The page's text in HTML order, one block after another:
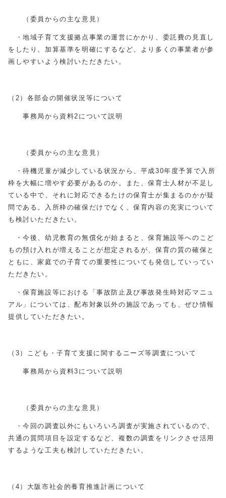
（委員からの主な意見）
・地域子育て支援拠点事業の運営にかかり、委託費の見直し
をしたり、加算基準を明確にするなど、より多くの事業者が参
画しやすいよう検討いただきたい。
（2）各部会の開催状況等について
事務局から資料2について説明
（委員からの主な意見）
・待機児童が減少している状況から、平成30年度予算で入所
枠を大幅に増やす必要があるのか。また、保育士人材が不足し
ている中で、それに対応できるたけの保育士が集まるのかが疑
問である。入所枠の確保だけでなく、保育内容の充実について
も検討いただきたい。
・今後、幼児教育の無償化が始まると、保育施設等へのこど
もの預け入れが増えることが想定されるが、保育の質の確保と
ともに、家庭での子育ての重要性についても発信していってい
ただきたい。
・保育施設等における「事故防止及び事故発生時対応マニュ
アル」については、配布対象以外の施設であっても、ぜひ情報
提供していただきたい。
（3）こども・子育て支援に関するニーズ等調査について
事務局から資料3について説明
（委員からの主な意見）
・今回の調査以外にもいろいろ調査が実施されているので、
共通の質問項目を設定するなど、複数の調査をリンクさせ活用
するような工夫も検討していただきたい。
（4）大阪市社会的養育推進計画について